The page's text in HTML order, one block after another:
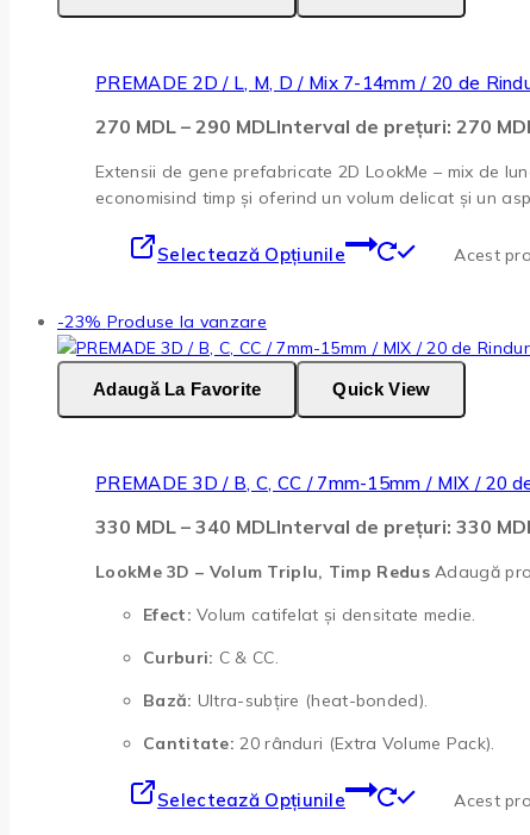
PREMADE 2D / L, M, D / Mix 7-14mm / 20 de
270 MDL – 290 MDLInterval de prețuri: 270
Extensii de gene prefabricate 2D LookMe – mix de
economisind timp și oferind un volum delicat și un
Selectează Opțiunile Acest
-23% Produse la vanzare
Adaugă La Favorite Quick View
PREMADE 3D / B, C, CC / 7mm-15mm / MIX / 20
330 MDL – 340 MDLInterval de prețuri: 330
LookMe 3D – Volum Triplu, Timp RedusAdaugă
Efect: Volum catifelat și densitate medie.
Curburi: C & CC.
Bază: Ultra-subțire (heat-bonded).
Cantitate: 20 rânduri (Extra Volume Pack).
Selectează Opțiunile Acest